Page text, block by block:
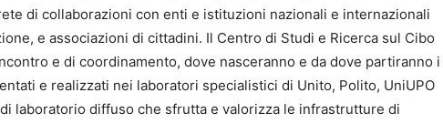
di collaborazioni con enti e istituzioni nazionali e internazionali
e associazioni di cittadini. Il Centro di Studi e Ricerca sul Cibo
e di coordinamento, dove nasceranno e da dove partiranno i
e realizzati nei laboratori specialistici di Unito, Polito, UniUPO
laboratorio diffuso che sfrutta e valorizza le infrastrutture di